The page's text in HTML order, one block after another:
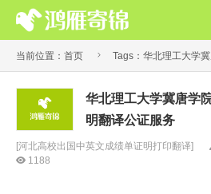
当前位置： 首页  Tags：华北理工大学
华北理工大学冀唐学
明翻译公证服务
[河北高校出国中英文成绩单证明打印翻译]
1188